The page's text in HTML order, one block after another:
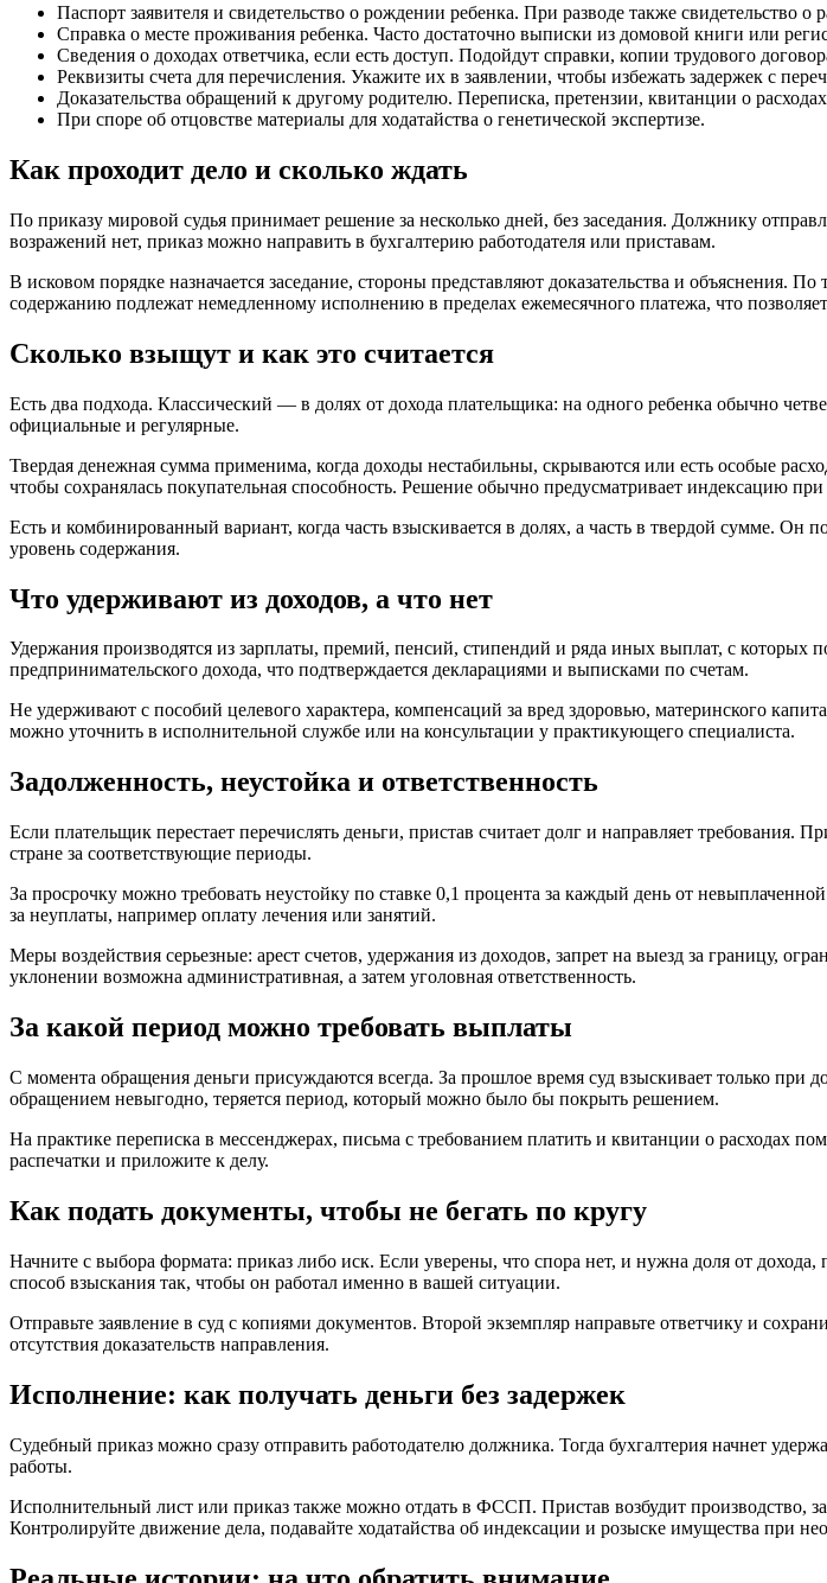
Паспорт заявителя и свидетельство о рождении ребенка. При разводе также свидетельство о
Справка о месте проживания ребенка. Часто достаточно выписки из домовой книги или
Сведения о доходах ответчика, если есть доступ. Подойдут справки, копии трудового
Реквизиты счета для перечисления. Укажите их в заявлении, чтобы избежать задержек с
Доказательства обращений к другому родителю. Переписка, претензии, квитанции о
При споре об отцовстве материалы для ходатайства о генетической экспертизе.
Как проходит дело и сколько ждать
По приказу мировой судья принимает решение за несколько дней, без заседания. Должнику
возражений нет, приказ можно направить в бухгалтерию работодателя или приставам.
В исковом порядке назначается заседание, стороны представляют доказательства и объяснения.
содержанию подлежат немедленному исполнению в пределах ежемесячного платежа, что
Сколько взыщут и как это считается
Есть два подхода. Классический — в долях от дохода плательщика: на одного ребенка обычно
официальные и регулярные.
Твердая денежная сумма применима, когда доходы нестабильны, скрываются или есть особые
чтобы сохранялась покупательная способность. Решение обычно предусматривает индексацию
Есть и комбинированный вариант, когда часть взыскивается в долях, а часть в твердой сумме.
уровень содержания.
Что удерживают из доходов, а что нет
Удержания производятся из зарплаты, премий, пенсий, стипендий и ряда иных выплат, с
предпринимательского дохода, что подтверждается декларациями и выписками по счетам.
Не удерживают с пособий целевого характера, компенсаций за вред здоровью, материнского
можно уточнить в исполнительной службе или на консультации у практикующего специалиста.
Задолженность, неустойка и ответственность
Если плательщик перестает перечислять деньги, пристав считает долг и направляет требования.
стране за соответствующие периоды.
За просрочку можно требовать неустойку по ставке 0,1 процента за каждый день от
за неуплаты, например оплату лечения или занятий.
Меры воздействия серьезные: арест счетов, удержания из доходов, запрет на выезд за границу,
уклонении возможна административная, а затем уголовная ответственность.
За какой период можно требовать выплаты
С момента обращения деньги присуждаются всегда. За прошлое время суд взыскивает только при
обращением невыгодно, теряется период, который можно было бы покрыть решением.
На практике переписка в мессенджерах, письма с требованием платить и квитанции о расходах
распечатки и приложите к делу.
Как подать документы, чтобы не бегать по кругу
Начните с выбора формата: приказ либо иск. Если уверены, что спора нет, и нужна доля от
способ взыскания так, чтобы он работал именно в вашей ситуации.
Отправьте заявление в суд с копиями документов. Второй экземпляр направьте ответчику и
отсутствия доказательств направления.
Исполнение: как получать деньги без задержек
Судебный приказ можно сразу отправить работодателю должника. Тогда бухгалтерия начнет
работы.
Исполнительный лист или приказ также можно отдать в ФССП. Пристав возбудит производство,
Контролируйте движение дела, подавайте ходатайства об индексации и розыске имущества при